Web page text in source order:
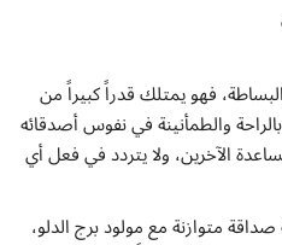
فهو يمتلك قدراً كبيراً من
والطمأنينة في نفوس أصدقائه
الآخرين، ولا يتردد في فعل أي
متوازنة مع مولود برج الدلو،